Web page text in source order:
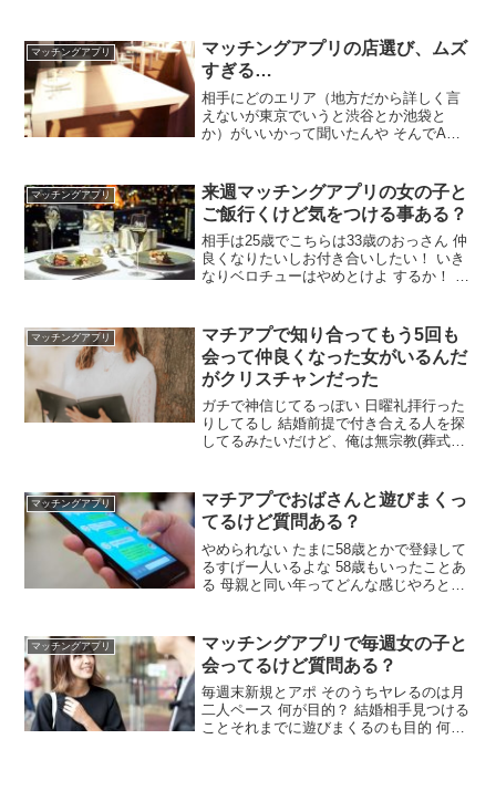
すっかな…w わかるわ 相手を堕とす瞬間
がたまらんよな人妻寝取ったりシンママ
口説くの楽しいけど遊べば遊ぶほど女の
こと信じられなくなるわ
マッチングアプリ
マッチングアプリの店選び、ムズ
すぎる…
相手にどのエリア（地方だから詳しく言
えないが東京でいうと渋谷とか池袋と
か）がいいかって聞いたんや そんでA駅
ください！って言って女受けしそうなカ
フェを探したんや いい店があったから
「ここどうですか？」
マッチングアプリ
来週マッチングアプリの女の子と
ご飯行くけど気をつける事ある？
相手は25歳でこちらは33歳のおっさん 仲
良くなりたいしお付き合いしたい！ いき
なりベロチューはやめとけよ するか！ 顔
的にはしたいけどね あかんとおもったら
心を鬼にして割り勘にしろ おごったら後
悔するぞ
マッチングアプリ
マチアプで知り合ってもう5回も
会って仲良くなった女がいるんだ
がクリスチャンだった
ガチで神信じてるっぽい 日曜礼拝行った
りしてるし 結婚前提で付き合える人を探
してるみたいだけど、俺は無宗教(葬式と
だろ カトリックかプロテスタントぐらい
聞きなよ プロテスタント
マッチングアプリ
マチアプでおばさんと遊びまくっ
てるけど質問ある？
やめられない たまに58歳とかで登録して
るすげー人いるよな 58歳もいったことあ
る 母親と同い年ってどんな感じやろと思
手からエッチなこと言ってきたら いきな
り家に呼ぶ そうじゃない場合はデート
マッチングアプリ
マッチングアプリで毎週女の子と
会ってるけど質問ある？
毎週末新規とアポ そのうちヤレるのは月
二人ペース 何が目的？ 結婚相手見つける
ことそれまでに遊びまくるのも目的 何人